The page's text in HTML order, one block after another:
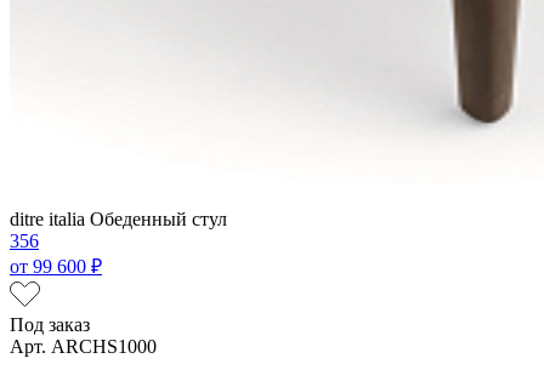
ditre italia Обеденный стул
356
от 99 600 ₽
Под заказ
Арт. ARCHS1000